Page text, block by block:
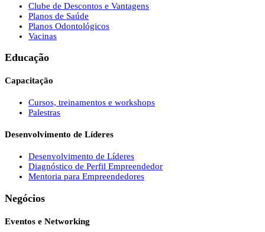
Clube de Descontos e Vantagens
Planos de Saúde
Planos Odontológicos
Vacinas
Educação
Capacitação
Cursos, treinamentos e workshops
Palestras
Desenvolvimento de Líderes
Desenvolvimento de Líderes
Diagnóstico de Perfil Empreendedor
Mentoria para Empreendedores
Negócios
Eventos e Networking